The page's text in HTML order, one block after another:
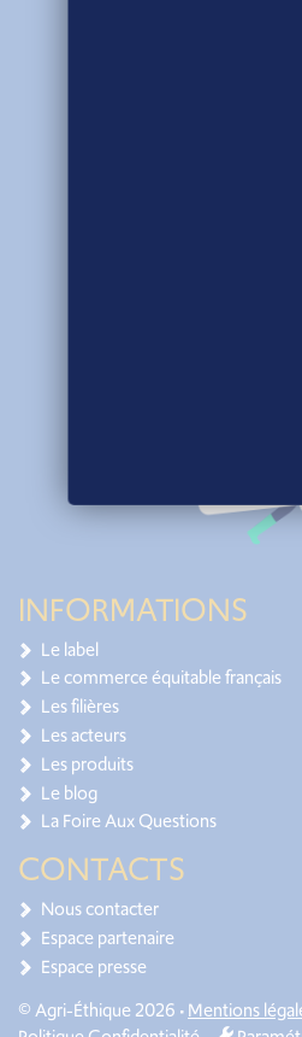
INFORMATIONS
Le label
Le commerce équitable français
Les filières
Les acteurs
Les produits
Le blog
La Foire Aux Questions
CONTACTS
Nous contacter
Espace partenaire
Espace presse
© Agri-Éthique 2026 •Mentions